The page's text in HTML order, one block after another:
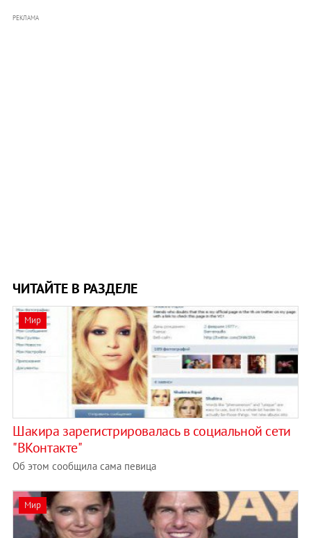
РЕКЛАМА
ЧИТАЙТЕ В РАЗДЕЛЕ
Мир
Шакира зарегистрировалась в социальной сети
"ВКонтакте"
Об этом сообщила сама певица
Мир